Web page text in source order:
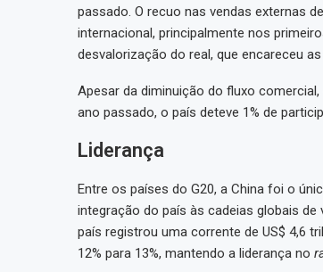
passado. O recuo nas vendas externas
internacional, principalmente nos
desvalorização do real, que encareceu
Apesar da diminuição do fluxo
ano passado, o país deteve 1% de
Liderança
Entre os países do G20, a China foi o
integração do país às cadeias globais
país registrou uma corrente de US$ 4,6
12% para 13%, mantendo a liderança no